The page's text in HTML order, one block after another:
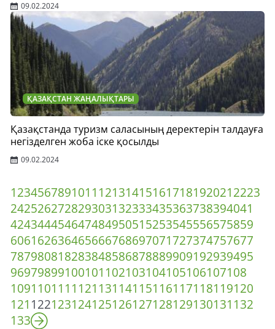
09.02.2024
ҚАЗАҚСТАН ЖАҢАЛЫҚТАРЫ
Қазақстанда туризм саласының деректерін талдауға
негізделген жоба іске қосылды
09.02.2024
1234567891011 121314151617181920212223
242526272829303132333435363738394041
424344454647484950515253545556575859
606162636465666768697071727374757677
787980818283848586878889909192939495
96979899100101 102103104105106107108
109110111 112113114115116117118119120
121 122123124125126127128129130131 132
133